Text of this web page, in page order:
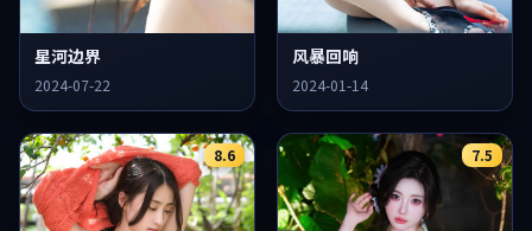
星河边界
2024-07-22
风暴回响
2024-01-14
8.6 7.5